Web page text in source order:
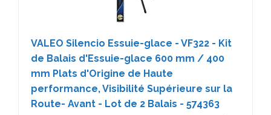
VALEO Silencio Essuie-glace - VF322 - Kit
de Balais d'Essuie-glace 600 mm / 400
mm Plats d'Origine de Haute
performance, Visibilité Supérieure sur la
Route- Avant - Lot de 2 Balais - 574363